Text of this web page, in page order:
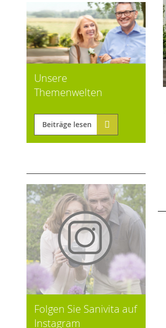
Unsere
Themenwelten
Beiträge lesen
Folgen Sie Sanivita auf
Instagram